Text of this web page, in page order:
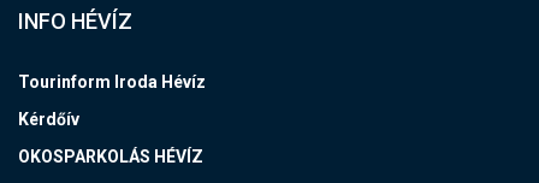
INFO HÉVÍZ
Tourinform Iroda Hévíz
Kérdőív
OKOSPARKOLÁS HÉVÍZ